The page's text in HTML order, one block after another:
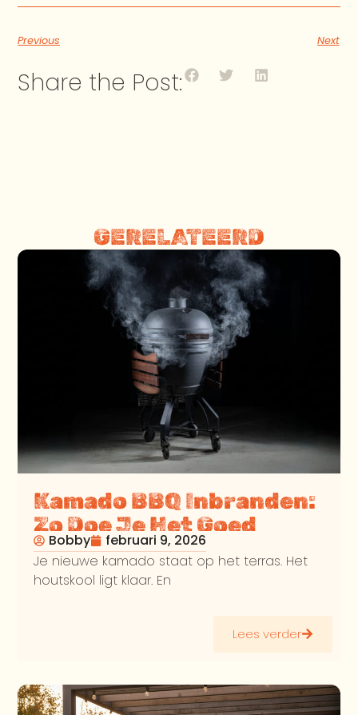
Previous Next
Share the Post:
GERELATEERD
Kamado BBQ Inbranden:
Zo Doe Je Het Goed
Bobby
februari 9, 2026
Je nieuwe kamado staat op het terras. Het
houtskool ligt klaar. En
Lees verder